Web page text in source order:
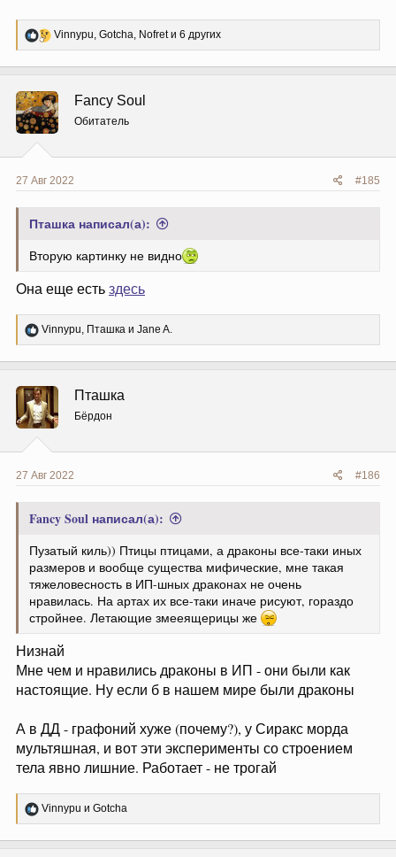
Р
е
ц
и
и
:
Vinnypu, Gotcha, Nofretи 6 других
Fancy Soul
Обитатель
27 Авг 2022 #185
Пташка написал(а):
Вторую картинку не видно
Она еще естьздесь
Р
е
ц
и
и
:
Vinnypu, Пташка и Jane A.
Пташка
Бёрдон
27 Авг 2022 #186
Fancy Soul написал(а):
Пузатый киль)) Птицы птицами, а драконы все-таки иных
размеров и вообще существа мифические, мне такая
тяжеловесность в ИП-шных драконах не очень
нравилась. На артах их все-таки иначе рисуют, гораздо
стройнее. Летающие змееящерицы же
Низнай
Мне чем и нравились драконы в ИП - они были как
настоящие. Ну если б в нашем мире были драконы
А в ДД - графоний хуже (почему?), у Сиракс морда
мультяшная, и вот эти эксперименты со строением
тела явно лишние. Работает - не трогай
Р
е
Vinnypu и Gotcha